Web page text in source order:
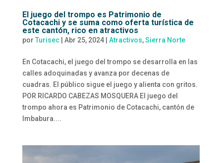
El juego del trompo es Patrimonio de
Cotacachi y se suma como oferta turística de
este cantón, rico en atractivos
por Turisec| Abr 25, 2024| Atractivos,Sierra Norte
En Cotacachi, el juego del trompo se desarrolla en las
calles adoquinadas y avanza por decenas de
cuadras. El público sigue el juego y alienta con gritos.
POR RICARDO CABEZAS MOSQUERA El juego del
trompo ahora es Patrimonio de Cotacachi, cantón de
Imbabura....